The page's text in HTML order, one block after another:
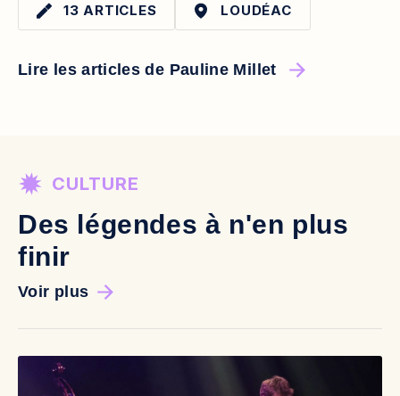
13 ARTICLES LOUDÉAC
Lire les articles de Pauline Millet
Des légendes à n'en plus
finir
CULTURE
Voir plus